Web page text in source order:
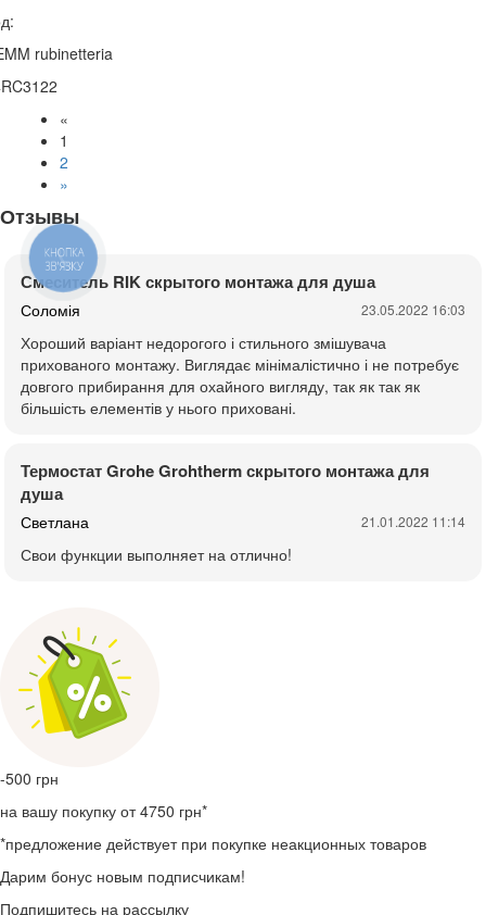
rubinetteria
«
1
2
»
Отзывы
Смеситель RIK скрытого монтажа для душа
Соломія 23.05.2022 16:03
Хороший варіант недорогого і стильного змішувача
прихованого монтажу. Виглядає мінімалістично і не потребує
довгого прибирання для охайного вигляду, так як так як
більшість елементів у нього приховані.
Термостат Grohe Grohtherm скрытого монтажа для
душа
Светлана 21.01.2022 11:14
Свои функции выполняет на отлично!
-500 грн
на вашу покупку от 4750 грн*
*предложение действует при покупке неакционных товаров
Дарим бонус новым подписчикам!
Подпишитесь на рассылку
КНОПКА
ЗВ'ЯЗКУ